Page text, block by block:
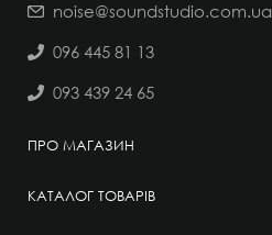
noise@soundstudio.com.ua
096 445 81 13
093 439 24 65
ПРО МАГАЗИН
КАТАЛОГ ТОВАРІВ